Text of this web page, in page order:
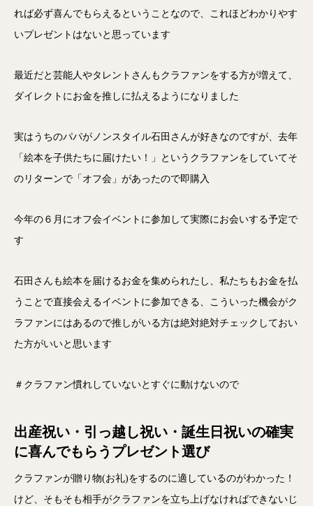
れば必ず喜んでもらえるということなので、これほどわかりやす
いプレゼントはないと思っています
最近だと芸能人やタレントさんもクラファンをする方が増えて、
ダイレクトにお金を推しに払えるようになりました
実はうちのパパがノンスタイル石田さんが好きなのですが、去年
「絵本を子供たちに届けたい！」というクラファンをしていてそ
のリターンで「オフ会」があったので即購入
今年の６月にオフ会イベントに参加して実際にお会いする予定で
す
石田さんも絵本を届けるお金を集められたし、私たちもお金を払
うことで直接会えるイベントに参加できる、こういった機会がク
ラファンにはあるので推しがいる方は絶対絶対チェックしておい
た方がいいと思います
＃クラファン慣れしていないとすぐに動けないので
出産祝い・引っ越し祝い・誕生日祝いの確実
に喜んでもらうプレゼント選び
クラファンが贈り物(お礼)をするのに適しているのがわかった！
けど、そもそも相手がクラファンを立ち上げなければできないじ